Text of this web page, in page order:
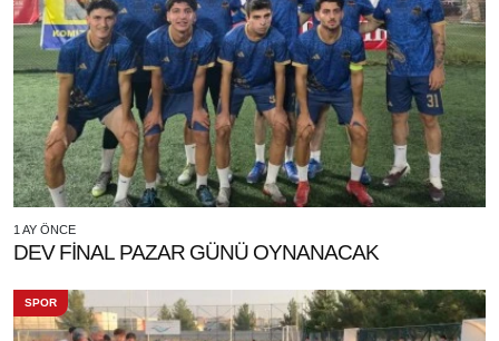
1 AY ÖNCE
DEV FİNAL PAZAR GÜNÜ OYNANACAK
SPOR